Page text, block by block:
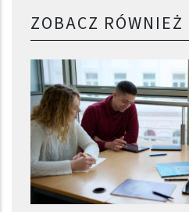
ZOBACZ RÓWNIEŻ